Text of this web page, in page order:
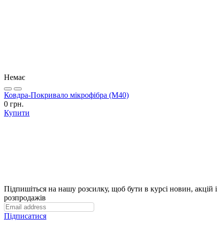
Немає
Ковдра-Покривало мікрофібра (М40)
0 грн.
Купити
Підпишіться на нашу розсилку, щоб бути в курсі новин, акцій і
розпродажів
Підписатися